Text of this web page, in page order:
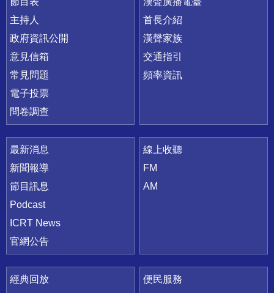
主持人
政府資訊公開
意見信箱
常見問題
電子投票
問卷調查
首長介紹
漢聲家族
交通指引
頻率資訊
最新消息
新聞報導
節目訊息
Podcast
ICRT News
官網公告
線上收聽
FM
AM
經典回放
便民服務